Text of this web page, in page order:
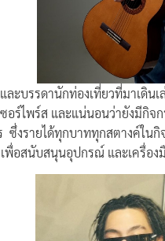
ะบรรดานักท่องเที่ยวที่มาเดิ
อร์ไพร์ส และแน่นอนว่ายังมีกิจ
งรายได้ทุกบาททุกสตางค์ใน
พื่อสนับสนุนอุปกรณ์ และเครื่อ